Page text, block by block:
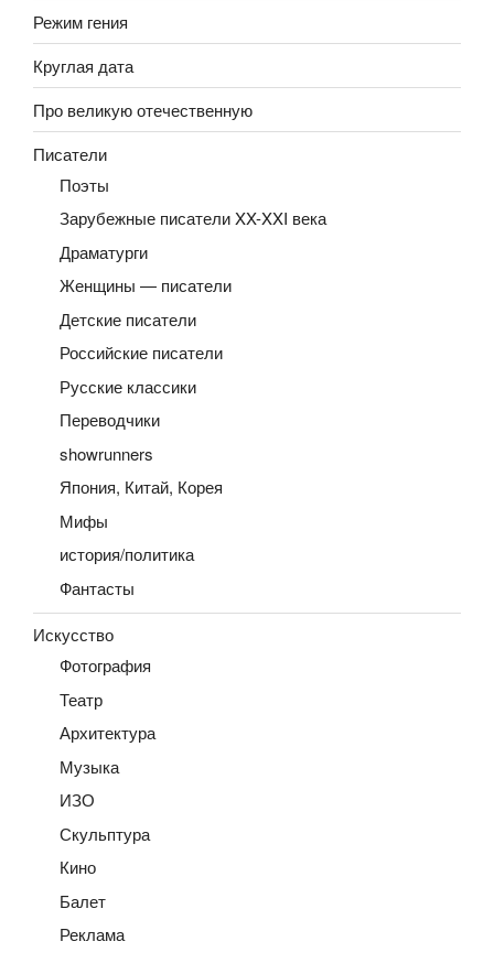
Режим гения
Круглая дата
Про великую отечественную
Писатели
Поэты
Зарубежные писатели XX-XXI века
Драматурги
Женщины — писатели
Детские писатели
Российские писатели
Русские классики
Переводчики
showrunners
Япония, Китай, Корея
Мифы
история/политика
Фантасты
Искусство
Фотография
Театр
Архитектура
Музыка
ИЗО
Скульптура
Кино
Балет
Реклама